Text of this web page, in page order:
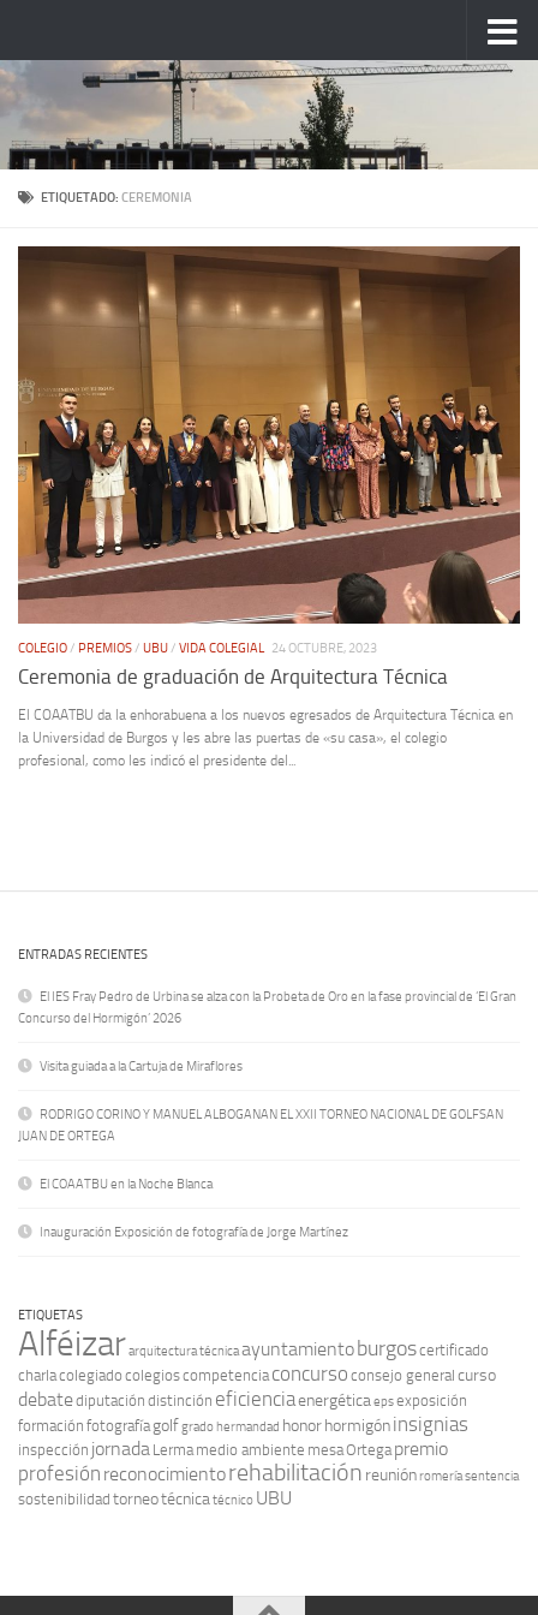
ETIQUETADO: CEREMONIA
COLEGIO / PREMIOS / UBU / VIDA COLEGIAL 24 OCTUBRE, 2023
Ceremonia de graduación de Arquitectura Técnica
El COAATBU da la enhorabuena a los nuevos egresados de Arquitectura Técnica en
la Universidad de Burgos y les abre las puertas de «su casa», el colegio
profesional, como les indicó el presidente del...
ENTRADAS RECIENTES
El IES Fray Pedro de Urbina se alza con la Probeta de Oro en la fase provincial de ‘El Gran
Concurso del Hormigón’ 2026
Visita guiada a la Cartuja de Miraflores
RODRIGO CORINO Y MANUEL ALBOGANAN EL XXII TORNEO NACIONAL DE GOLFSAN
JUAN DE ORTEGA
El COAATBU en la Noche Blanca
Inauguración Exposición de fotografía de Jorge Martínez
ETIQUETAS
Alféizararquitectura técnicaayuntamientoburgoscertificado
charlacolegiado colegioscompetencia concurso consejo general curso
debatediputación distinción eficienciaenergéticaepsexposición
formación fotografía golfgradohermandad honorhormigóninsignias
inspección jornada Lerma medio ambiente mesaOrtega premio
profesión reconocimientorehabilitación reuniónromeríasentencia
sostenibilidad torneotécnicatécnico UBU